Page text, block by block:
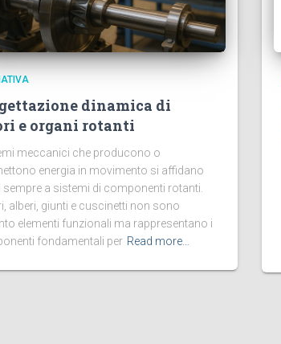
dinamica di
e organi rotanti
meccanici che producono o
energia in movimento si affidano
sempre a sistemi di componenti rotanti.
alberi, giunti e cuscinetti non sono
elementi funzionali ma rappresentano i
fondamentali per Read more…